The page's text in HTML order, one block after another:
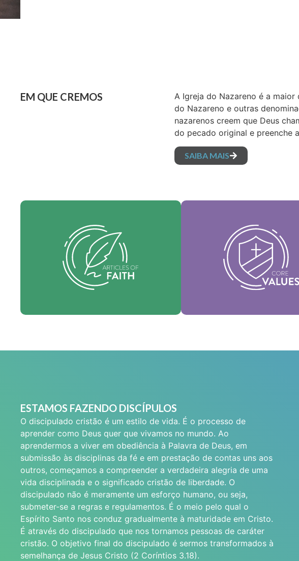
EM QUE CREMOS
A Igreja do Nazareno é a
do Nazareno e outras
nazarenos creem que Deus
do pecado original e preenche
SAIBA MAIS
Nossos artigos de fé são nossas
crenças fundamentais e estabelecem
as verdades essenciais que orientam
todas as áreas de nossa prática.
Fé
essência da nossa
sustentam a visão da
denominação e ajudam a
nossa cultura.
Valores
ESTAMOS FAZENDO DISCÍPULOS
O discipulado cristão é um estilo de vida. É o processo de
aprender como Deus quer que vivamos no mundo. Ao
aprendermos a viver em obediência à Palavra de Deus, em
submissão às disciplinas da fé e em prestação de contas uns aos
outros, começamos a compreender a verdadeira alegria de uma
vida disciplinada e o significado cristão de liberdade. O
discipulado não é meramente um esforço humano, ou seja,
submeter-se a regras e regulamentos. É o meio pelo qual o
Espírito Santo nos conduz gradualmente à maturidade em Cristo.
É através do discipulado que nos tornamos pessoas de caráter
cristão. O objetivo final do discipulado é sermos transformados à
semelhança de Jesus Cristo (2 Coríntios 3.18).